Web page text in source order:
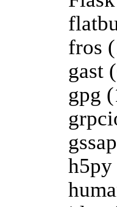
fros
gast
gpg
h5py